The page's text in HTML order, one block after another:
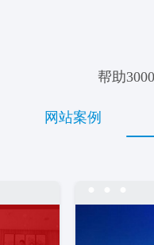
帮助
网站案例